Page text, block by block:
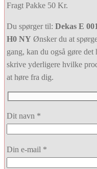
Fragt Pakke 50 Kr.
Du spørger til: Dekas E
H0 NY Ønsker du at
gang, kan du også gøre
skrive yderligere hvilke
at høre fra dig.
Dit navn *
Din e-mail *